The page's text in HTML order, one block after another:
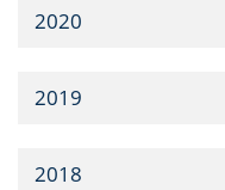
2020
2019
2018